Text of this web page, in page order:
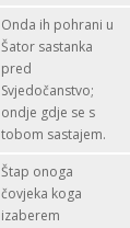
Onda ih pohrani u
Šator sastanka
pred
Svjedočanstvo;
ondje gdje se s
tobom sastajem.
Štap onoga
čovjeka koga
izaberem